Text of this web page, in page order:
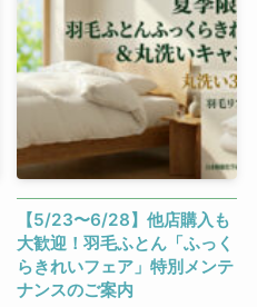
【5/23〜6/28】他店購入も
大歓迎！羽毛ふとん「ふっく
らきれいフェア」特別メンテ
ナンスのご案内